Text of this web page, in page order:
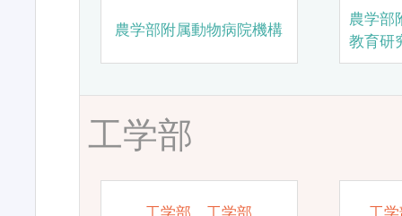
農学部附属動物病院機構
農学部
教育研
工学部